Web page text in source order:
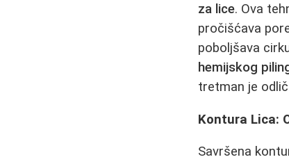
za lice. Ova
pročišćava
poboljšava
hemijskog
tretman je
Kontura Lica:
Savršena